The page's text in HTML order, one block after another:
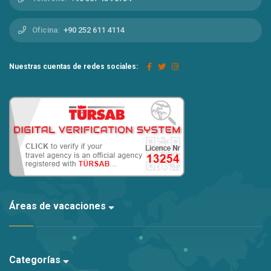
Oficina: +90 252 611 4114
Nuestras cuentas de redes sociales:
Áreas de vacaciones
Categorías